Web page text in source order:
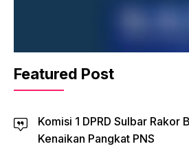
Featured Post
Komisi 1 DPRD Sulbar Rakor
Kenaikan Pangkat PNS